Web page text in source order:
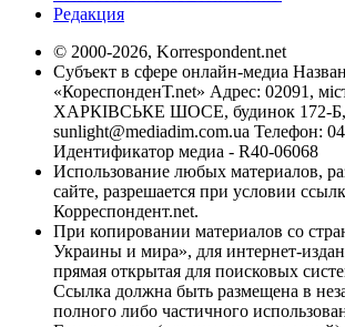
Редакция
© 2000-2026, Korrespondent.net
Субъект в сфере онлайн-медиа
«КореспонденТ.net» Адрес: 02091,
ХАРКІВСЬКЕ ШОСЕ, будинок 172-Б,
sunlight@mediadim.com.ua Телефон:
Идентификатор медиа - R40-06068
Использование любых материалов,
сайте, разрешается при условии
Корреспондент.net.
При копировании материалов со
Украины и мира», для интернет-
прямая открытая для поисковых
Ссылка должна быть размещена в
полного либо частичного